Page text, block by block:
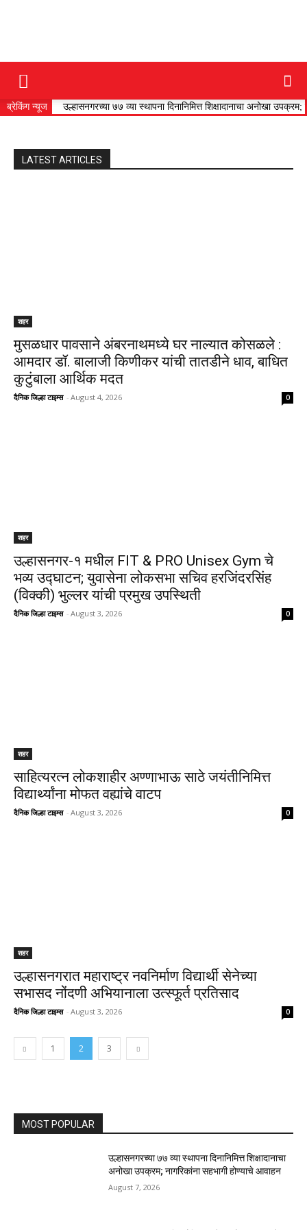
DAINIK
ब्रेकिंग न्यूज उल्हासनगरच्या ७७ व्या स्थापना दिनानिमित्त शिक्षादानाचा अनोखा
LATEST ARTICLES
शहर
मुसळधार पावसाने अंबरनाथमध्ये घर नाल्यात कोसळले :
आमदार डॉ. बालाजी किणीकर यांची तातडीने धाव, बाधित
कुटुंबाला आर्थिक मदत
दैनिक जिल्हा टाइम्स - August 4, 2026 0
शहर
उल्हासनगर-१ मधील FIT & PRO Unisex Gym चे
भव्य उद्घाटन; युवासेना लोकसभा सचिव हरजिंदरसिंह
(विक्की) भुल्लर यांची प्रमुख उपस्थिती
दैनिक जिल्हा टाइम्स - August 3, 2026 0
शहर
साहित्यरत्न लोकशाहीर अण्णाभाऊ साठे जयंतीनिमित्त
विद्यार्थ्यांना मोफत वह्यांचे वाटप
दैनिक जिल्हा टाइम्स - August 3, 2026 0
शहर
उल्हासनगरात महाराष्ट्र नवनिर्माण विद्यार्थी सेनेच्या
सभासद नोंदणी अभियानाला उत्स्फूर्त प्रतिसाद
दैनिक जिल्हा टाइम्स - August 3, 2026 0
1 2 3
MOST POPULAR
उल्हासनगरच्या ७७ व्या स्थापना दिनानिमित्त शिक्षादानाचा
अनोखा उपक्रम; नागरिकांना सहभागी होण्याचे आवाहन
August 7, 2026